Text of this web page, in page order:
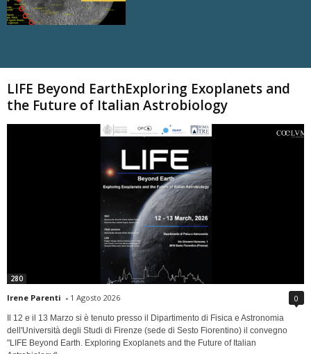
LIFE Beyond EarthExploring Exoplanets and
the Future of Italian Astrobiology
280
Irene Parenti - 1 Agosto 2026 0
Il 12 e il 13 Marzo si è tenuto presso il Dipartimento di Fisica e Astronomia
dell'Università degli Studi di Firenze (sede di Sesto Fiorentino) il convegno
"LIFE Beyond Earth. Exploring Exoplanets and the Future of Italian